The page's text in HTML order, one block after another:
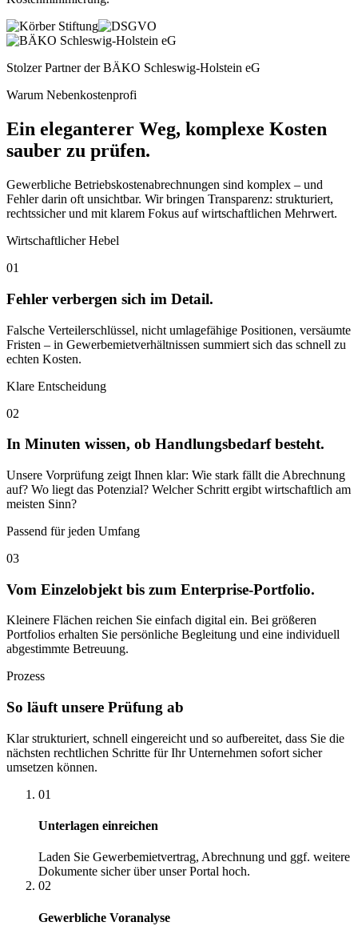
Stolzer Partner der BÄKO Schleswig-Holstein eG
Warum Nebenkostenprofi
Ein eleganterer Weg, komplexe Kosten
sauber zu prüfen.
Gewerbliche Betriebskostenabrechnungen sind komplex – und
Fehler darin oft unsichtbar. Wir bringen Transparenz: strukturiert,
rechtssicher und mit klarem Fokus auf wirtschaftlichen Mehrwert.
Wirtschaftlicher Hebel
01
Fehler verbergen sich im Detail.
Falsche Verteilerschlüssel, nicht umlagefähige Positionen, versäumte
Fristen – in Gewerbemietverhältnissen summiert sich das schnell zu
echten Kosten.
Klare Entscheidung
02
In Minuten wissen, ob Handlungsbedarf besteht.
Unsere Vorprüfung zeigt Ihnen klar: Wie stark fällt die Abrechnung
auf? Wo liegt das Potenzial? Welcher Schritt ergibt wirtschaftlich am
meisten Sinn?
Passend für jeden Umfang
03
Vom Einzelobjekt bis zum Enterprise-Portfolio.
Kleinere Flächen reichen Sie einfach digital ein. Bei größeren
Portfolios erhalten Sie persönliche Begleitung und eine individuell
abgestimmte Betreuung.
Prozess
So läuft unsere Prüfung ab
Klar strukturiert, schnell eingereicht und so aufbereitet, dass Sie die
nächsten rechtlichen Schritte für Ihr Unternehmen sofort sicher
umsetzen können.
01
Unterlagen einreichen
Laden Sie Gewerbemietvertrag, Abrechnung und ggf. weitere
Dokumente sicher über unser Portal hoch.
02
Gewerbliche Voranalyse